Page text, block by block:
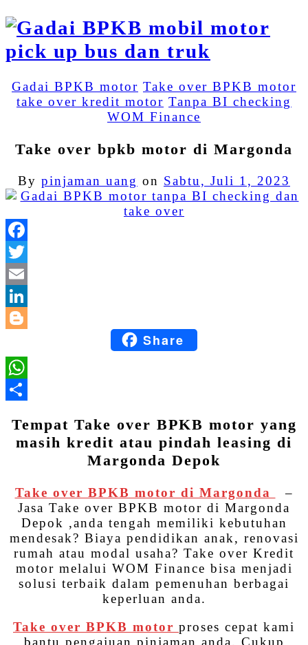
Gadai BPKB motor Take over BPKB motor
take over kredit motor Tanpa BI checking
WOM Finance
Take over bpkb motor di Margonda
By pinjaman uang on Sabtu, Juli 1, 2023
BloggerShare
Tempat Take over BPKB motor yang
masih kredit atau pindah leasing di
Margonda Depok
Take over BPKB motor di Margonda
–
Jasa Take over BPKB motor di Margonda
Depok ,anda tengah memiliki kebutuhan
mendesak? Biaya pendidikan anak, renovasi
rumah atau modal usaha? Take over Kredit
motor melalui WOM Finance bisa menjadi
solusi terbaik dalam pemenuhan berbagai
keperluan anda.
Take over BPKB motor proses cepat kami
bantu pengajuan pinjaman anda. Cukup